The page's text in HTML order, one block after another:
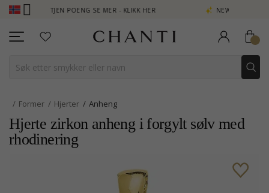
- TJEN POENG SE MER - KLIKK HER NEW COLLECTION | AURA
Former Hjerter Anheng
Hjerte zirkon anheng i forgylt sølv med
rhodinering